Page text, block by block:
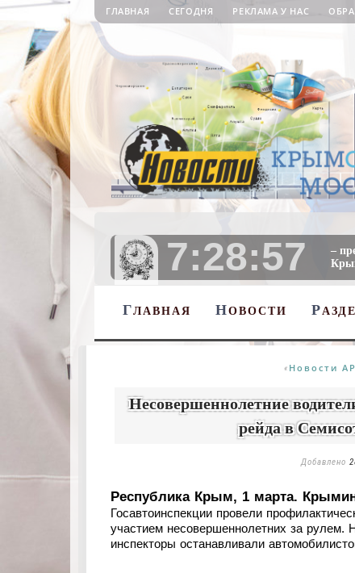
ГЛАВНАЯ СЕГОДНЯ РЕКЛАМА У НАС
7:28:59
–
ГЛАВНАЯ НОВОСТИ Р
« Новости
Несовершеннолетние
рейда в
Добавлено
Республика Крым, 1 марта.
Госавтоинспекции провели
участием несовершеннолетних за рулем.
инспекторы останавливали